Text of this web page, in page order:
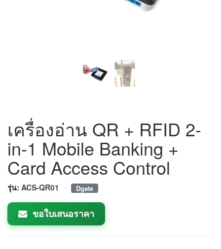
เครื่องอ่าน QR + RFID 2-
in-1 Mobile Banking +
Card Access Control
รุ่น: ACS-QR01 · Dgate
ขอใบเสนอราคา